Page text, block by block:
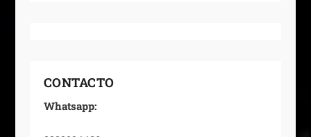
CONTACTO
Whatsapp: